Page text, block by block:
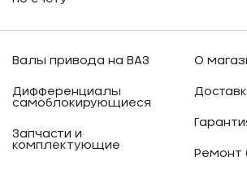
Валы привода на ВАЗ
Дифференциалы
самоблокирующиеся
Запчасти и
комплектующие
О
Ремонт